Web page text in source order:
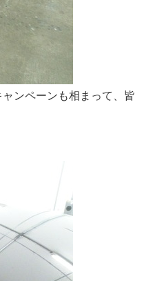
ンペーンも相まって、皆